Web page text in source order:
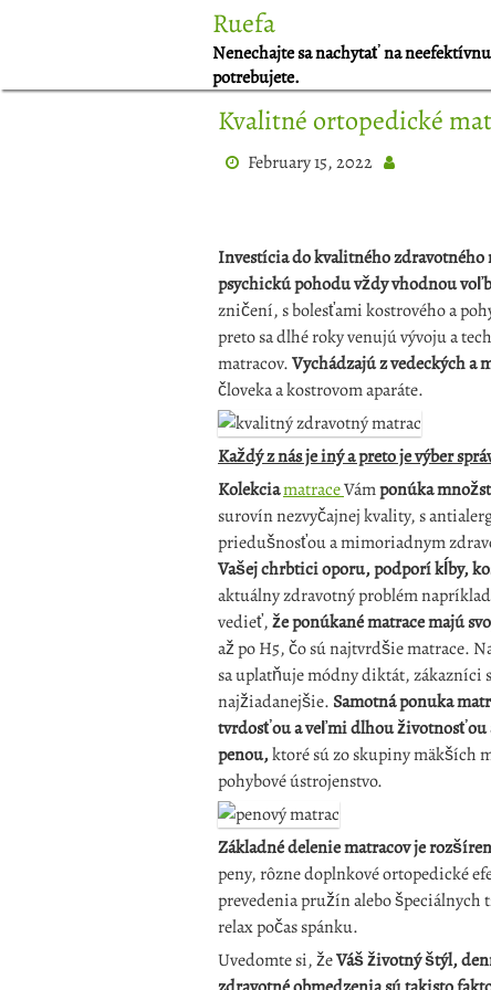
Ruefa
Nenechajte sa nachytať na
potrebujete.
Kvalitné ortopedické
February 15, 2022
Investícia do kvalitného zdravotného
psychickú pohodu vždy vhodnou
zničení, s bolesťami kostrového a
preto sa dlhé roky venujú vývoju a
matracov.Vychádzajú z vedeckých a
človeka a kostrovom aparáte.
Každý z nás je iný a preto je výber
KolekciamatraceVámponúka
surovín nezvyčajnej kvality, s
priedušnosťou a mimoriadnym
Vašej chrbtici oporu, podporí kĺby,
aktuálny zdravotný problém
vedieť,že ponúkané matrace majú
až po H5, čo sú najtvrdšie matrace.
sa uplatňuje módny diktát, zákazníci
najžiadanejšie. Samotná ponuka
tvrdosťou a veľmi dlhou životnosťou
penou,ktoré sú zo skupiny mäkších
pohybové ústrojenstvo.
Základné delenie matracov je
peny, rôzne doplnkové ortopedické
prevedenia pružín alebo
relax počas spánku.
Uvedomte si, žeVáš životný štýl,